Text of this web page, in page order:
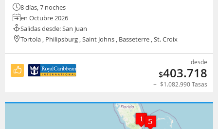
8 días, 7 noches
en Octubre 2026
Salidas desde: San Juan
Tortola , Philipsburg , Saint Johns , Basseterre , St. Croix
desde
$403.718
+ $1.082.990Tasas